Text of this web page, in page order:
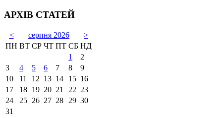
АРХІВ СТАТЕЙ
< серпня 2026
>
ПН ВТ СР ЧТ ПТ СБ НД
1
2
3
4 5 6 7 8
9
10
11 12 13 14 15 16
17
18 19 20 21 22 23
24
25 26 27 28 29 30
31